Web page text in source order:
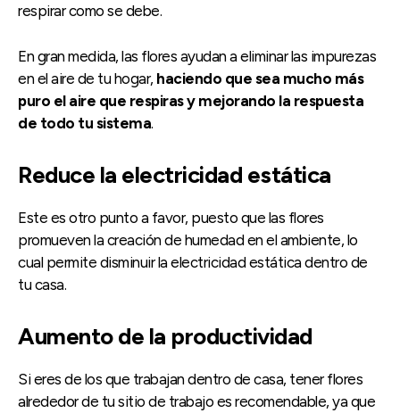
respirar como se debe.
En gran medida, las flores ayudan a eliminar las impurezas
en el aire de tu hogar, haciendo que sea mucho más
puro el aire que respiras y mejorando la respuesta
de todo tu sistema.
Reduce la electricidad estática
Este es otro punto a favor, puesto que las flores
promueven la creación de humedad en el ambiente, lo
cual permite disminuir la electricidad estática dentro de
tu casa.
Aumento de la productividad
Si eres de los que trabajan dentro de casa, tener flores
alrededor de tu sitio de trabajo es recomendable, ya que